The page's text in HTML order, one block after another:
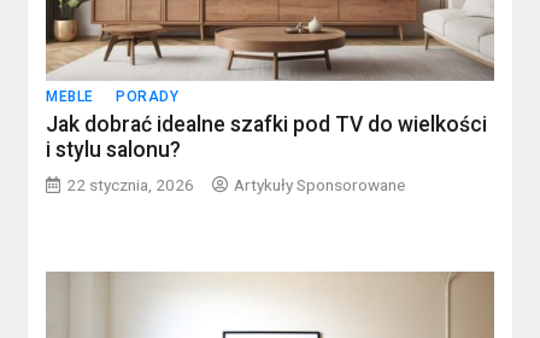
MEBLE PORADY
Jak dobrać idealne szafki pod TV do wielkości
i stylu salonu?
22 stycznia, 2026 Artykuły Sponsorowane